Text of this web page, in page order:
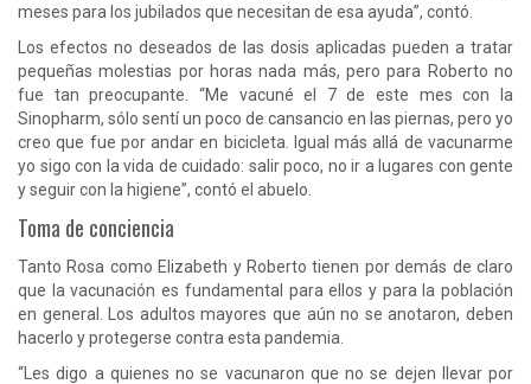
meses para los jubilados que necesitan de esa ayuda”, contó.
Los efectos no deseados de las dosis aplicadas pueden a tratar
pequeñas molestias por horas nada más, pero para Roberto no
fue tan preocupante. “Me vacuné el 7 de este mes con la
Sinopharm, sólo sentí un poco de cansancio en las piernas, pero yo
creo que fue por andar en bicicleta. Igual más allá de vacunarme
yo sigo con la vida de cuidado: salir poco, no ir a lugares con gente
y seguir con la higiene”, contó el abuelo.
Toma de conciencia
Tanto Rosa como Elizabeth y Roberto tienen por demás de claro
que la vacunación es fundamental para ellos y para la población
en general. Los adultos mayores que aún no se anotaron, deben
hacerlo y protegerse contra esta pandemia.
“Les digo a quienes no se vacunaron que no se dejen llevar por